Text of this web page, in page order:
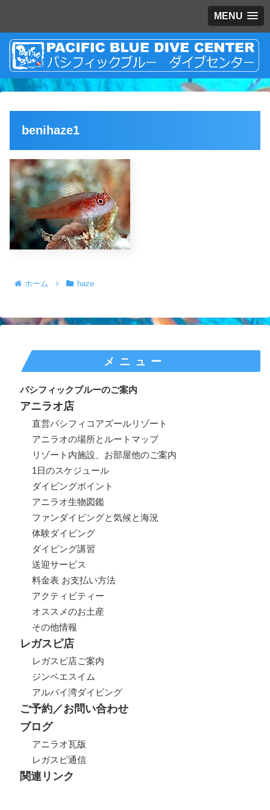
MENU
benihaze1
ホーム haze
メニュー
パシフィックブルーのご案内
アニラオ店
直営パシフィコアズールリゾート
アニラオの場所とルートマップ
リゾート内施設、お部屋他のご案内
1日のスケジュール
ダイビングポイント
アニラオ生物図鑑
ファンダイビングと気候と海況
体験ダイビング
ダイビング講習
送迎サービス
料金表 お支払い方法
アクティビティー
オススメのお土産
その他情報
レガスピ店
レガスピ店ご案内
ジンベエスイム
アルバイ湾ダイビング
ご予約／お問い合わせ
ブログ
アニラオ瓦版
レガスピ通信
関連リンク